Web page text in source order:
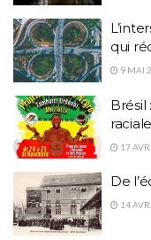
qui
9 MAI
Brésil
17
De
14